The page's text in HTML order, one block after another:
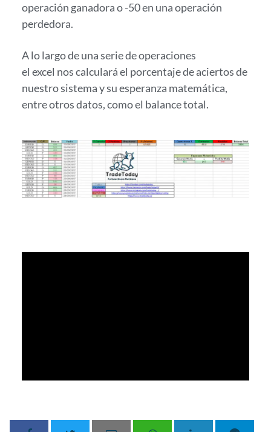
operación ganadora o-50en una operación
perdedora.
A lo largo de una serie de operaciones
el excel nos calculará el porcentaje de aciertos de
nuestro sistema y su esperanza matemática,
entre otros datos, como el balance total.